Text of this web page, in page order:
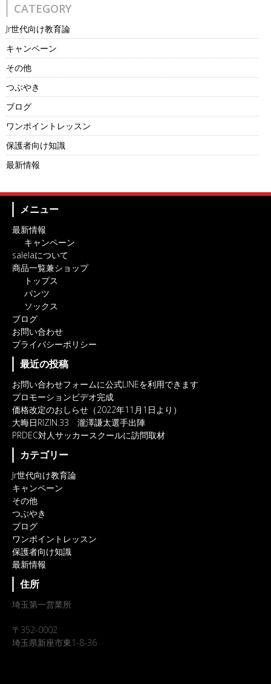
CATEGORY
Jr世代向け教育論
キャンペーン
その他
つぶやき
ブログ
ワンポイントレッスン
保護者向け知識
最新情報
メニュー
最新情報
キャンペーン
salelaについて
商品一覧兼ショップ
トップス
パンツ
ソックス
ブログ
お問い合わせ
プライバシーポリシー
最近の投稿
お問い合わせフォームに公式LINEを利用できます
プロモーションビデオ完成
価格改定のおしらせ（2022年11月1日より）
大晦日RIZIN.33 瀧澤謙太選手出陣
PRDEC対人サッカースクールに訪問取材
カテゴリー
Jr世代向け教育論
キャンペーン
その他
つぶやき
ブログ
ワンポイントレッスン
保護者向け知識
最新情報
住所
埼玉第一営業所
〒352-0002
埼玉県新座市東1-8-36